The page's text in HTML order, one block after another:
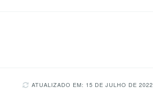
ATUALIZADO EM: 15 DE JULHO DE 2022